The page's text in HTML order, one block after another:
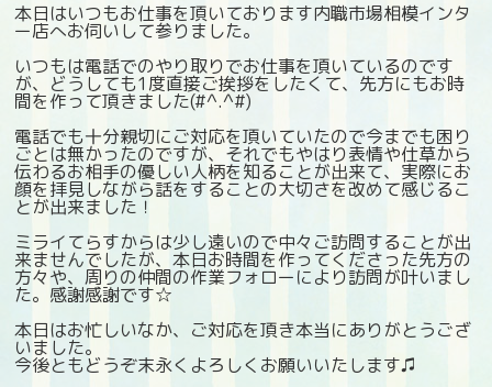
本日はいつもお仕事を頂いております内職市場相模インタ
ー店へお伺いして参りました。
いつもは電話でのやり取りでお仕事を頂いているのです
が、どうしても1度直接ご挨拶をしたくて、先方にもお時
間を作って頂きました(#^.^#)
電話でも十分親切にご対応を頂いていたので今までも困り
ごとは無かったのですが、それでもやはり表情や仕草から
伝わるお相手の優しい人柄を知ることが出来て、実際にお
顔を拝見しながら話をすることの大切さを改めて感じるこ
とが出来ました！
ミライてらすからは少し遠いので中々ご訪問することが出
来ませんでしたが、本日お時間を作ってくださった先方の
方々や、周りの仲間の作業フォローにより訪問が叶いまし
た。感謝感謝です☆
本日はお忙しいなか、ご対応を頂き本当にありがとうござ
いました。
今後ともどうぞ末永くよろしくお願いいたします♫